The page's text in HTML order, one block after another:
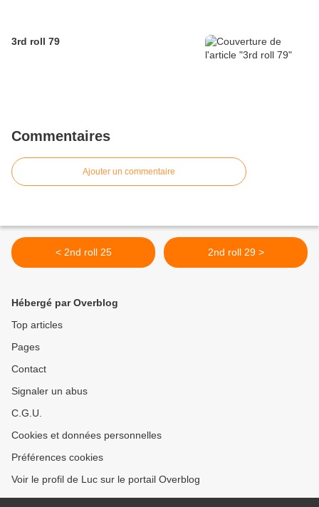
3rd roll 79
Commentaires
Ajouter un commentaire
< 2nd roll 25 2nd roll 29 >
Hébergé par Overblog
Top articles
Pages
Contact
Signaler un abus
C.G.U.
Cookies et données personnelles
Préférences cookies
Voir le profil de Luc sur le portail Overblog